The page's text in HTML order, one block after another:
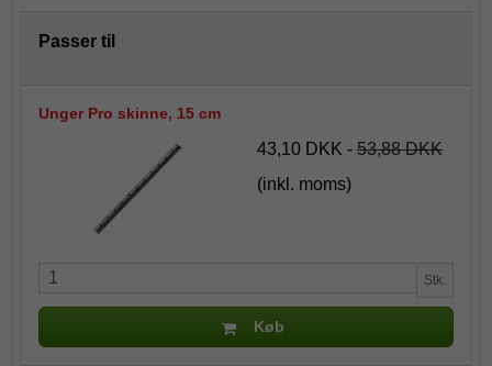
Passer til
Unger Pro skinne, 15 cm
43,10 DKK - 53,88 DKK
(inkl. moms)
Stk.
Køb